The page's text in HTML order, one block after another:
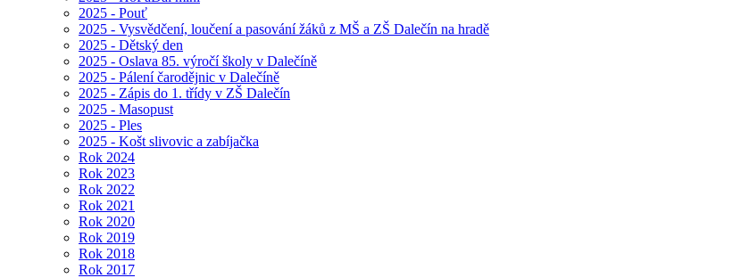
2025 - Pouť
2025 - Vysvědčení, loučení a pasování žáků z MŠ a ZŠ Dalečín na hradě
2025 - Dětský den
2025 - Oslava 85. výročí školy v Dalečíně
2025 - Pálení čarodějnic v Dalečíně
2025 - Zápis do 1. třídy v ZŠ Dalečín
2025 - Masopust
2025 - Ples
2025 - Košt slivovic a zabíjačka
Rok 2024
Rok 2023
Rok 2022
Rok 2021
Rok 2020
Rok 2019
Rok 2018
Rok 2017